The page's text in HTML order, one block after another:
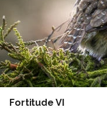
Fortitude VI